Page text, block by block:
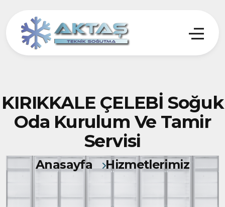
KIRIKKALE ÇELEBİ Soğuk
Oda Kurulum Ve Tamir
Servisi
Anasayfa Hizmetlerimiz